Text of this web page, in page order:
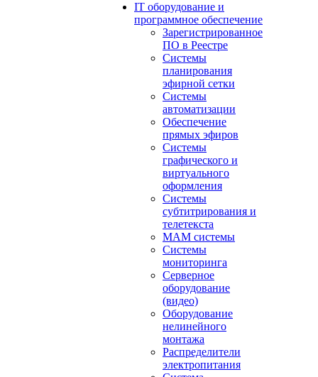
IT оборудование и
программное обеспечение
Зарегистрированное
ПО в Реестре
Системы
планирования
эфирной сетки
Системы
автоматизации
Обеспечение
прямых эфиров
Системы
графического и
виртуального
оформления
Системы
субтитрирования и
телетекста
MAM системы
Системы
мониторинга
Серверное
оборудование
(видео)
Оборудование
нелинейного
монтажа
Распределители
электропитания